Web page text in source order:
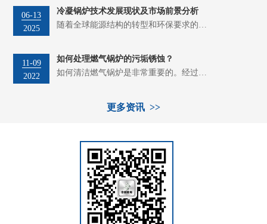
06-13
2025
冷凝锅炉技术发展现状及市场前景分析
随着全球能源结构的转型和环保要求的…
11-09
2022
如何处理燃气锅炉的污垢锈蚀？
如何清洁燃气锅炉是非常重要的。经过…
更多资讯 >>